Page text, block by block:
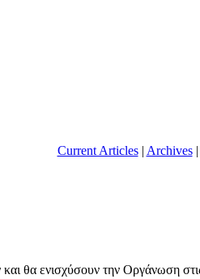
Current Articles| Archives|
θα ενισχύσουν την Οργάνωση